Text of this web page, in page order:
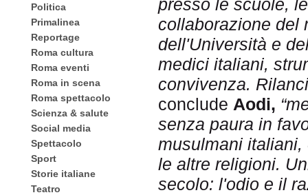
Politica
Primalinea
Reportage
Roma cultura
Roma eventi
Roma in scena
Roma spettacolo
Scienza & salute
Social media
Spettacolo
Sport
Storie italiane
Teatro
presso le scuole,
collaborazione del
dell'Università e
medici italiani,
convivenza.
conclude Aodi,
senza paura in
musulmani
le altre religioni.
secolo: l'odio e il